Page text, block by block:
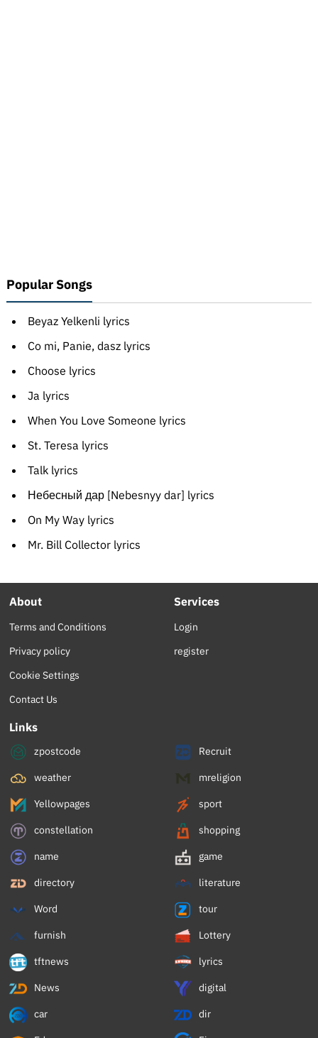
Popular Songs
Beyaz Yelkenli lyrics
Co mi, Panie, dasz lyrics
Choose lyrics
Ja lyrics
When You Love Someone lyrics
St. Teresa lyrics
Talk lyrics
Небесный дар [Nebesnyy dar] lyrics
On My Way lyrics
Mr. Bill Collector lyrics
About
Terms and Conditions
Privacy policy
Cookie Settings
Contact Us
Services
Login
register
Links
zpostcode Recruit
weather mreligion
Yellowpages sport
constellation shopping
name game
directory literature
Word tour
furnish Lottery
tftnews lyrics
News digital
car dir